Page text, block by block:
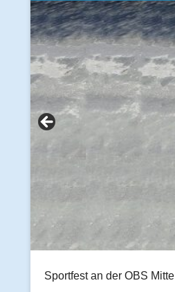
Sportfest an der OBS Mitte